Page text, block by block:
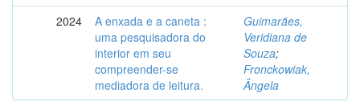
2024
A enxada e a caneta :
uma pesquisadora do
interior em seu
compreender-se
mediadora de leitura.
Guimarães,
Veridiana de
Souza;
Fronckowiak,
Ângela